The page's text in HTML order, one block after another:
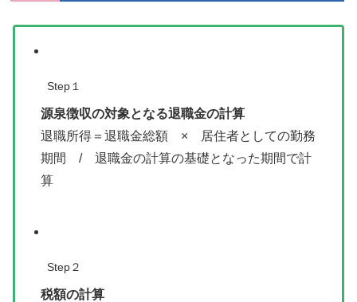
Step１
源泉徴収の対象となる退職金の計算
退職所得＝退職金総額 × 居住者としての勤務
期間 / 退職金の計算の基礎となった期間で計
算
Step２
税額の計算